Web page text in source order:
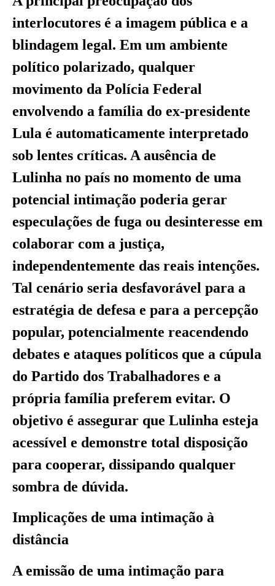
interlocutores é a imagem pública e a
blindagem legal. Em um ambiente
político polarizado, qualquer
movimento da Polícia Federal
envolvendo a família do ex-presidente
Lula é automaticamente interpretado
sob lentes críticas. A ausência de
Lulinha no país no momento de uma
potencial intimação poderia gerar
especulações de fuga ou desinteresse em
colaborar com a justiça,
independentemente das reais intenções.
Tal cenário seria desfavorável para a
estratégia de defesa e para a percepção
popular, potencialmente reacendendo
debates e ataques políticos que a cúpula
do Partido dos Trabalhadores e a
própria família preferem evitar. O
objetivo é assegurar que Lulinha esteja
acessível e demonstre total disposição
para cooperar, dissipando qualquer
sombra de dúvida.
Implicações de uma intimação à
distância
A emissão de uma intimação para